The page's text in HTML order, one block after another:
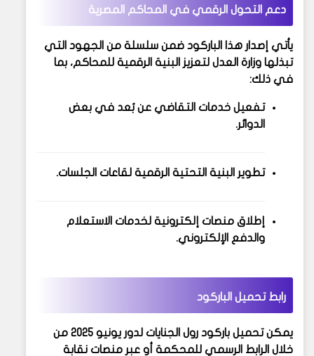
دعم التحول الرقمي في المحاكم المصرية
يأتي إصدار هذا الباركود ضمن سلسلة من الجهود التي
تبذلها وزارة العدل لتعزيز البنية الرقمية للمحاكم، بما
في ذلك:
تفعيل خدمات التقاضي عن بُعد في بعض
الدوائر.
تطوير البنية التحتية الرقمية لقاعات الجلسات.
إطلاق منصات إلكترونية لخدمات الاستعلام
والدفع الإلكتروني.
رابط تحميل الباركود
يمكن تحميل باركود رول الجنايات لدور يونيو 2025 من
خلال الرابط الرسمي للمحكمة أو عبر منصات نقابة